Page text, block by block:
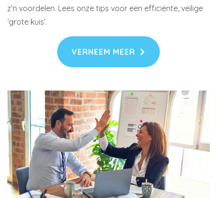
z’n voordelen. Lees onze tips voor een efficiënte, veilige
‘grote kuis’.
VERNEEM MEER